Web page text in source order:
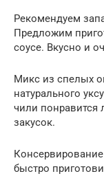
Рекомендуем
Предложим
соусе. Вкусно и
Микс из спелых
натурального
чили понравится
закусок.
быстро